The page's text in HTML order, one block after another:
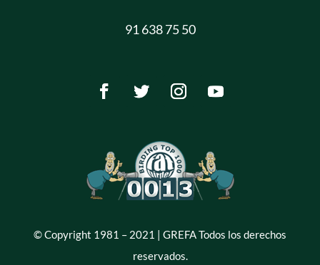
91 638 75 50
© Copyright 1981 – 2021 | GREFA Todos los derechos
reservados.